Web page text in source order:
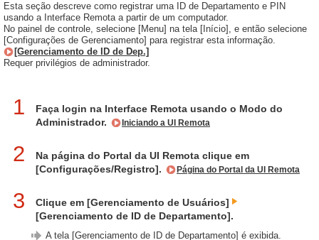
Esta seção descreve como registrar uma ID de Departamento e PIN
usando a Interface Remota a partir de um computador.
No painel de controle, selecione [Menu] na tela [Início], e então selecione
[Configurações de Gerenciamento] para registrar esta informação.
[Gerenciamento de ID de Dep.]
Requer privilégios de administrador.
1
Faça login na Interface Remota usando o Modo do
Administrador.
Iniciando a UI Remota
2
Na página do Portal da UI Remota clique em
[Configurações/Registro].
Página do Portal da UI Remota
3
Clique em [Gerenciamento de Usuários]
[Gerenciamento de ID de Departamento].
A tela [Gerenciamento de ID de Departamento] é exibida.